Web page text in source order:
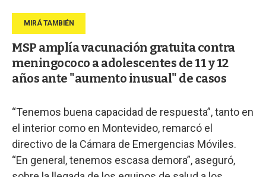
MSP amplía vacunación gratuita contra
meningococo a adolescentes de 11 y 12
años ante "aumento inusual" de casos
“Tenemos buena capacidad de respuesta”, tanto en
el interior como en Montevideo, remarcó el
directivo de la Cámara de Emergencias Móviles.
“En general, tenemos escasa demora”, aseguró,